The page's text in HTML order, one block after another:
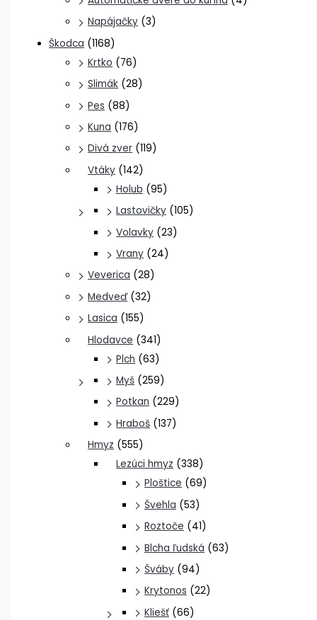
Napájačky (3)
Škodca (1168)
Krtko (76)
Slimák (28)
Pes (88)
Kuna (176)
Divá zver (119)
Vtáky (142)
Holub (95)
Lastovičky (105)
Volavky (23)
Vrany (24)
Veverica (28)
Medveď (32)
Lasica (155)
Hlodavce (341)
Plch (63)
Myš (259)
Potkan (229)
Hraboš (137)
Hmyz (555)
Lezúci hmyz (338)
Ploštice (69)
Švehla (53)
Roztoče (41)
Blcha ľudská (63)
Šváby (94)
Krytonos (22)
Kliešť (66)